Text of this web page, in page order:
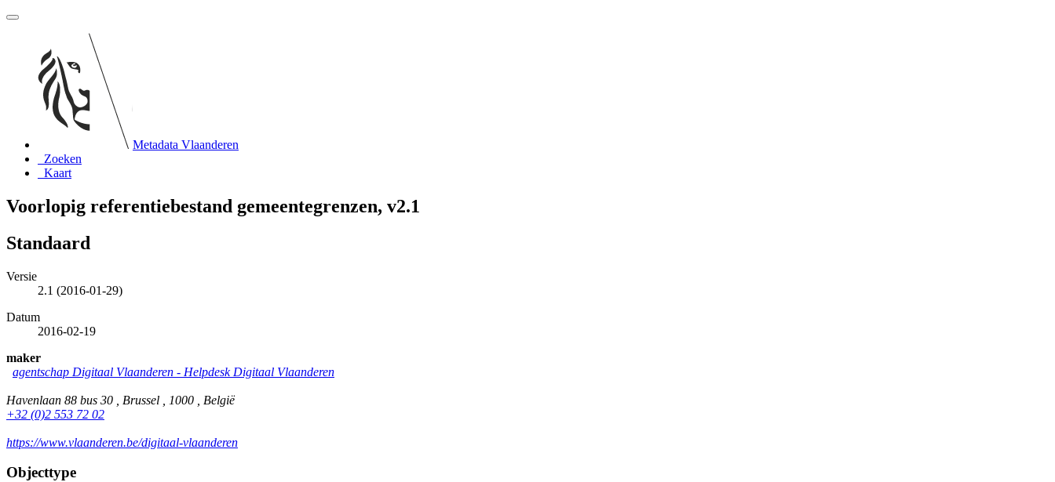
Metadata Vlaanderen
Zoeken
Kaart
Voorlopig referentiebestand gemeentegrenzen, v2.1
Standaard
Versie
2.1 (2016-01-29)
Datum
2016-02-19
maker
agentschap Digitaal Vlaanderen - Helpdesk Digitaal Vlaanderen
Havenlaan 88 bus 30 , Brussel , 1000 , België
+32 (0)2 553 72 02
https://www.vlaanderen.be/digitaal-vlaanderen
Objecttype